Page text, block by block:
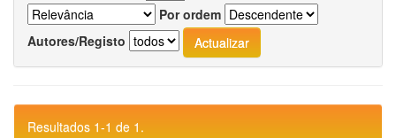
Por ordem
Autores/Registo
Resultados 1-1 de 1.